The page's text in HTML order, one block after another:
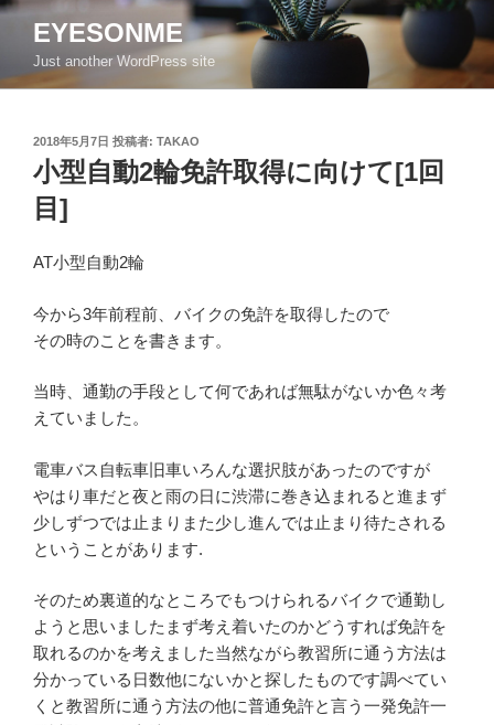
コ
ン
EYESONME
Just another WordPress site
投
日:
2018年5月7日 投稿者: TAKAO
小型自動2輪免許取得に向けて[1回
目]
AT小型自動2輪
今から3年前程前、バイクの免許を取得したので
その時のことを書きます。
当時、通勤の手段として何であれば無駄がないか色々考
えていました。
電車バス自転車旧車いろんな選択肢があったのですが
やはり車だと夜と雨の日に渋滞に巻き込まれると進まず
少しずつでは止まりまた少し進んでは止まり待たされる
ということがあります.
そのため裏道的なところでもつけられるバイクで通勤し
ようと思いましたまず考え着いたのかどうすれば免許を
取れるのかを考えました当然ながら教習所に通う方法は
分かっている日数他にないかと探したものです調べてい
くと教習所に通う方法の他に普通免許と言う一発免許一